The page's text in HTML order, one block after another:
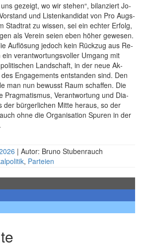
ge­zeigt, wo wir ste­hen“, bi­lan­ziert Jo­
und Li­sten­kan­di­dat von Pro Augs­
Stadt­rat zu wis­sen, sei ein ech­ter Er­folg,
als Ver­ein seien eben hö­her ge­we­sen.
Auf­lö­sung je­doch kein Rück­zug aus Re­
ver­ant­wor­tungs­vol­ler Um­gang mit
Land­schaft, in der neue Ak­
En­ga­ge­ments ent­stan­den sind. Den
man nun be­wusst Raum schaf­fen. Die
Prag­ma­ti­smus, Ver­ant­wor­tung und Di­a­
der bür­ger­li­chen Mitte her­aus, so der
ohne die Or­ga­ni­sa­ti­on Spu­ren in der
| Autor: Bruno Stubenrauch
, Parteien